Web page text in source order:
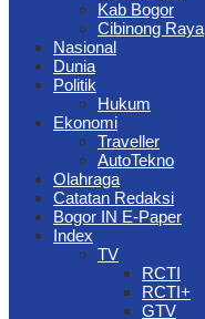
Kab Bogor
Cibinong Raya
Nasional
Dunia
Politik
Hukum
Ekonomi
Traveller
AutoTekno
Olahraga
Catatan Redaksi
Bogor IN E-Paper
Index
TV
RCTI
RCTI+
GTV